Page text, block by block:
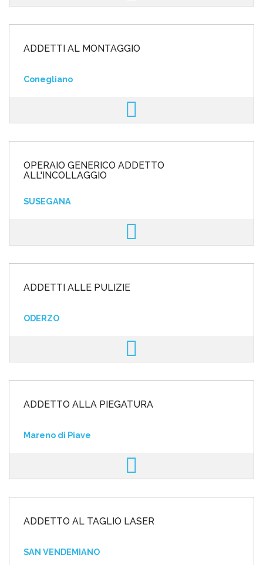
ADDETTI AL MONTAGGIO
Conegliano
OPERAIO GENERICO ADDETTO
ALL'INCOLLAGGIO
SUSEGANA
ADDETTI ALLE PULIZIE
ODERZO
ADDETTO ALLA PIEGATURA
Mareno di Piave
ADDETTO AL TAGLIO LASER
SAN VENDEMIANO